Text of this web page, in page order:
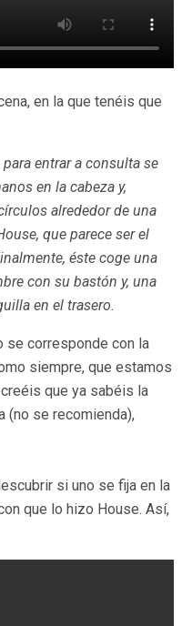
en la que tenéis que
entrar a consulta se
en la cabeza y,
alrededor de una
que parece ser el
éste coge una
con su bastón y, una
en el trasero.
se corresponde con la
siempre, que estamos
que ya sabéis la
(no se recomienda),
si uno se fija en la
que lo hizo House. Así,